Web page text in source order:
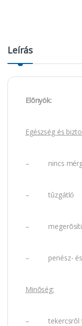
Leírás
Elõnyök:
Egészség és
– nincs
– tûzgátló
– megerõsíti
– penész- és
Minõség:
– tekercsrõl